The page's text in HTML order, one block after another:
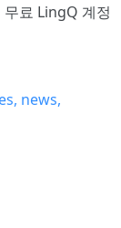
무료 LingQ 계정